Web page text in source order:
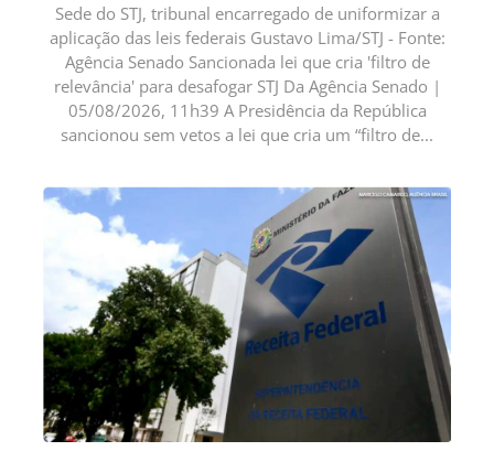
Sede do STJ, tribunal encarregado de uniformizar a
aplicação das leis federais Gustavo Lima/STJ - Fonte:
Agência Senado Sancionada lei que cria 'filtro de
relevância' para desafogar STJ Da Agência Senado |
05/08/2026, 11h39 A Presidência da República
sancionou sem vetos a lei que cria um “filtro de...